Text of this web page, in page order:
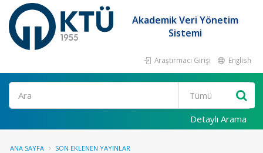
Akademik Veri Yönetim
Sistemi
Araştırmacı Girişi English
Ara
Detaylı Arama
ANA SAYFA SON EKLENEN YAYINLAR